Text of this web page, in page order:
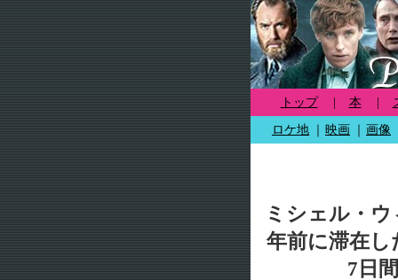
トップ 本
ロケ地 映画 画像
ミシェル・
年前に滞在
7日